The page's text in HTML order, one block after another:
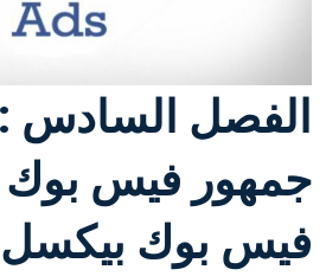
الفصل السادس
جمهور فيس
فيس بوك بيكسل